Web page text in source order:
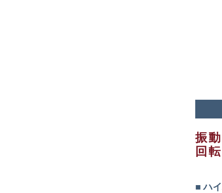
振
回
ハ